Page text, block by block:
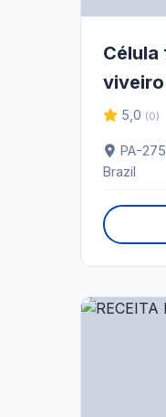
Célula
viveiro
5,0 (0)
PA-
Brazil